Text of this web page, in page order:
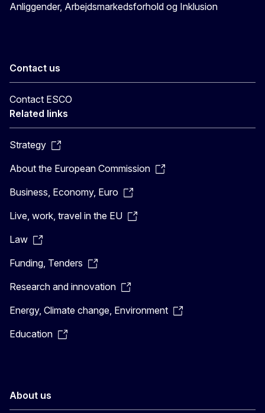
Anliggender, Arbejdsmarkedsforhold og Inklusion
Contact us
Contact ESCO
Related links
Strategy
About the European Commission
Business, Economy, Euro
Live, work, travel in the EU
Law
Funding, Tenders
Research and innovation
Energy, Climate change, Environment
Education
About us